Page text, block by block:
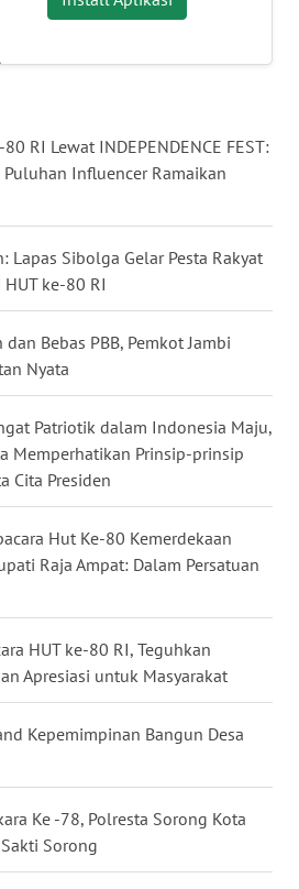
RI Lewat INDEPENDENCE FEST:
Puluhan Influencer Ramaikan
Lapas Sibolga Gelar Pesta Rakyat
ke-80 RI
Bebas PBB, Pemkot Jambi
Nyata
Patriotik dalam Indonesia Maju,
Memperhatikan Prinsip-prinsip
Cita Presiden
Hut Ke-80 Kemerdekaan
Raja Ampat: Dalam Persatuan
HUT ke-80 RI, Teguhkan
Apresiasi untuk Masyarakat
Kepemimpinan Bangun Desa
Ke -78, Polresta Sorong Kota
Sorong